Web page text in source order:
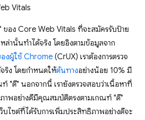
Vitals
ของ Core Web Vitals ที่จะสมัครรับป้าย
ล่านั้นทำได้จริง โดยอิงตามข้อมูลจาก
งผู้ใช้ Chrome (CrUX) เราต้องการตรวจ
ง โดยกำหนดให้ต้นทางอย่างน้อย 10% มี
"ดี" นอกจากนี้ เรายังตรวจสอบว่าเนื้อหาที่
ภาพอย่างดีมีคุณสมบัติตรงตามเกณฑ์ "ดี"
บไซต์ที่ได้รับการเพิ่มประสิทธิภาพอย่างดีจะ